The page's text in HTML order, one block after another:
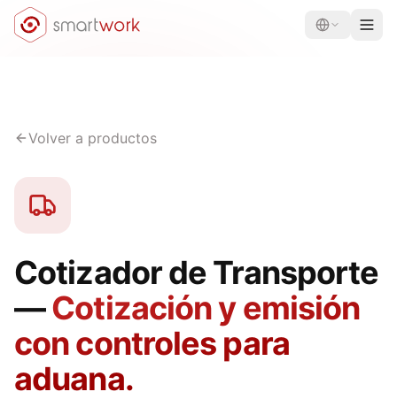
Volver a productos
Cotizador de Transporte
—Cotización y emisión
con controles para
aduana.